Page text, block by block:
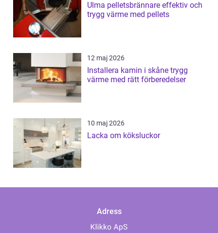
Ulma pelletsbrännare effektiv och
trygg värme med pellets
12 maj 2026
Installera kamin i skåne trygg
värme med rätt förberedelser
10 maj 2026
Lacka om köksluckor
Adress